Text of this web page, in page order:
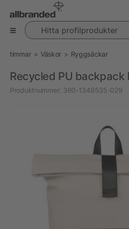
Hitta profilprodukter
timmar Väskor Ryggsäckar
Recycled PU backpack
Produktnummer: 360-1349535-029